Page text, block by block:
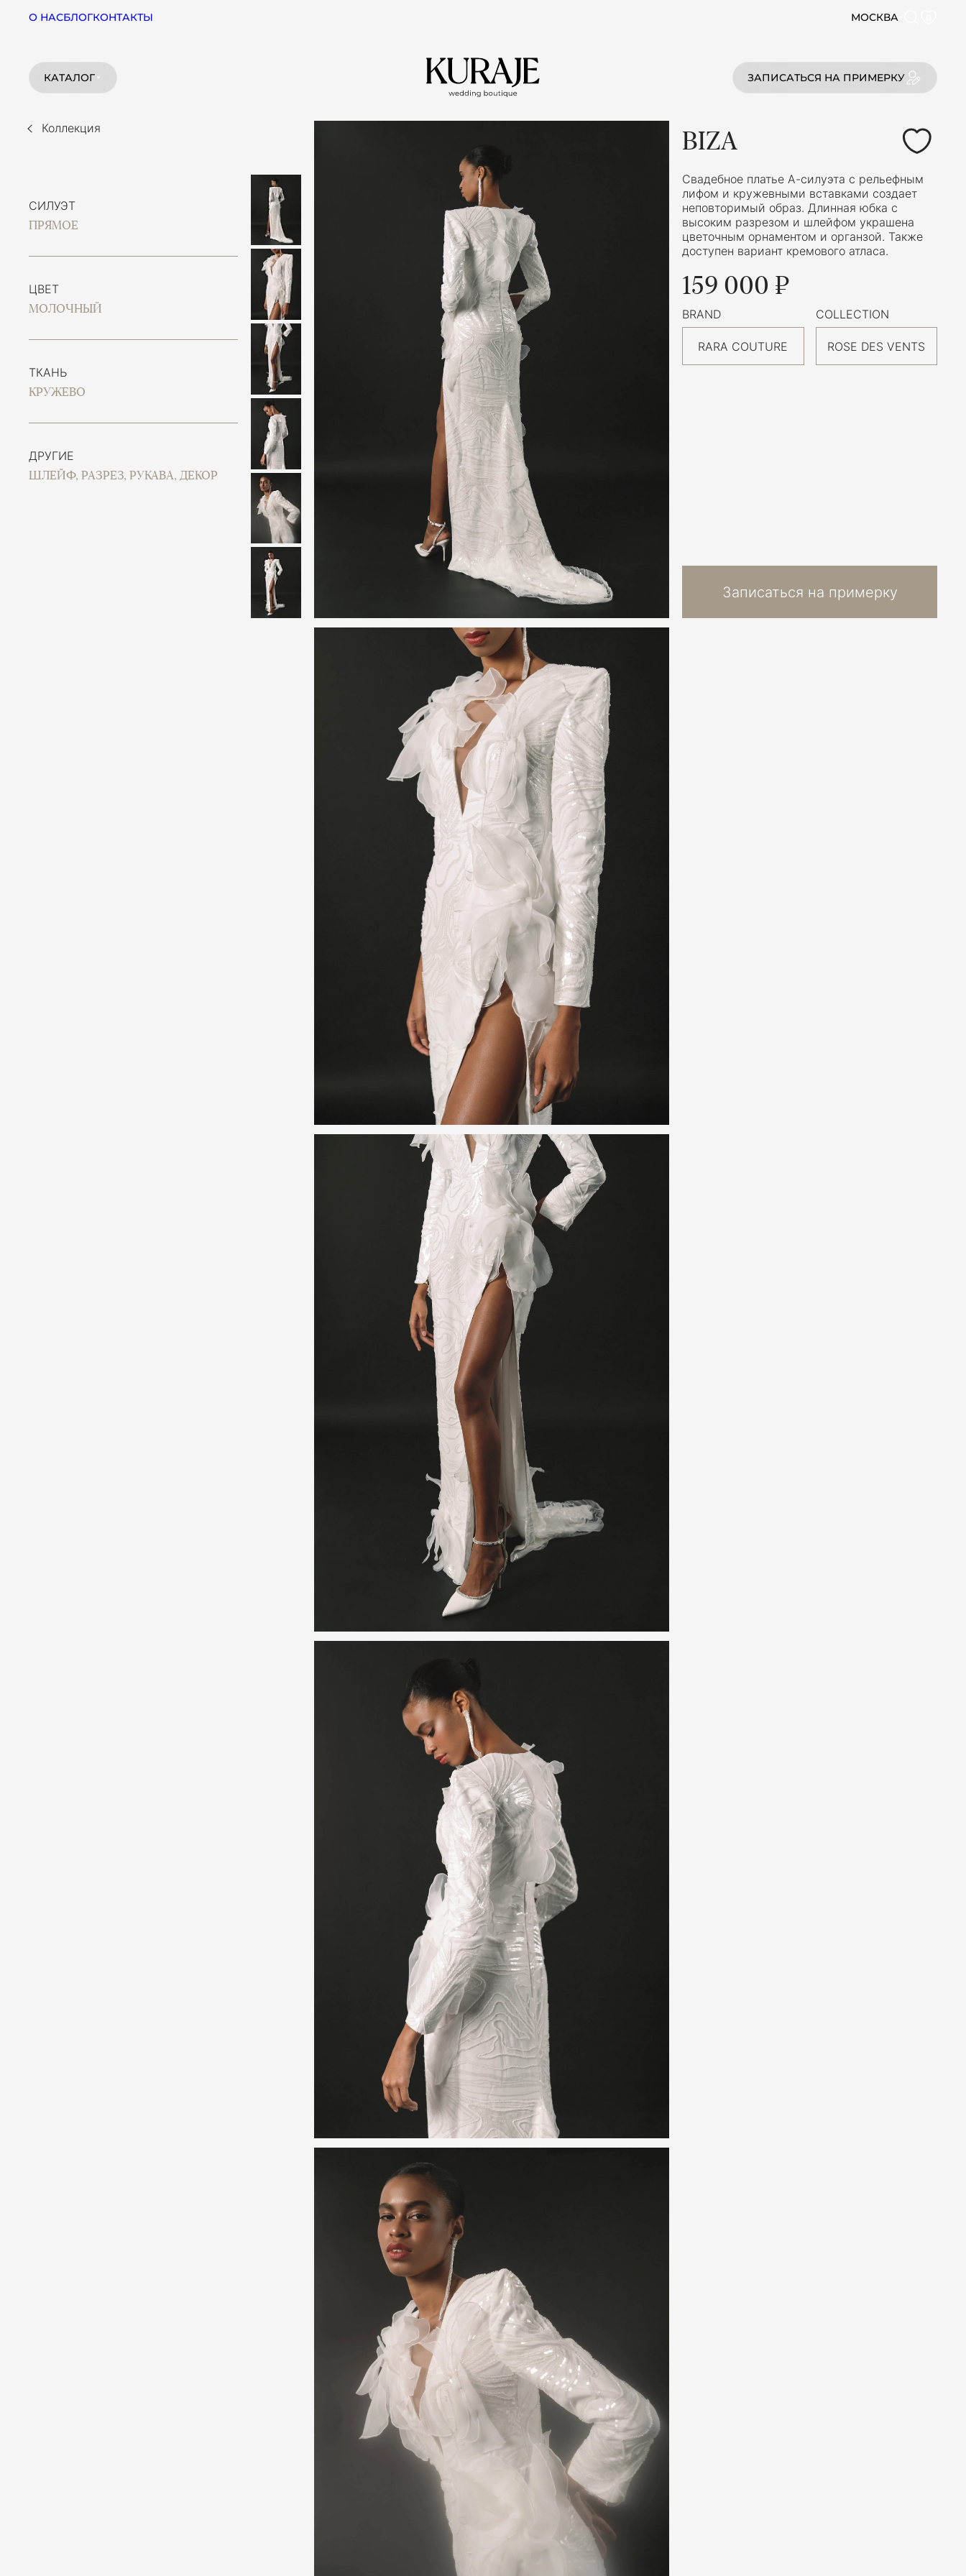
О НАСБЛОГКОНТАКТЫ МОСКВА
КАТАЛОГ ЗАПИСАТЬСЯ НА ПРИМЕРКУ
Коллекция
СИЛУЭТ
ПРЯМОЕ
ЦВЕТ
МОЛОЧНЫЙ
ТКАНЬ
КРУЖЕВО
ДРУГИЕ
ШЛЕЙФ, РАЗРЕЗ, РУКАВА, ДЕКОР
BIZA
Свадебное платье А-силуэта с рельефным
лифом и кружевными вставками создает
неповторимый образ. Длинная юбка с
высоким разрезом и шлейфом украшена
цветочным орнаментом и органзой. Также
доступен вариант кремового атласа.
159 000 ₽
BRAND
RARA COUTURE
COLLECTION
ROSE DES VENTS
Записаться на примерку